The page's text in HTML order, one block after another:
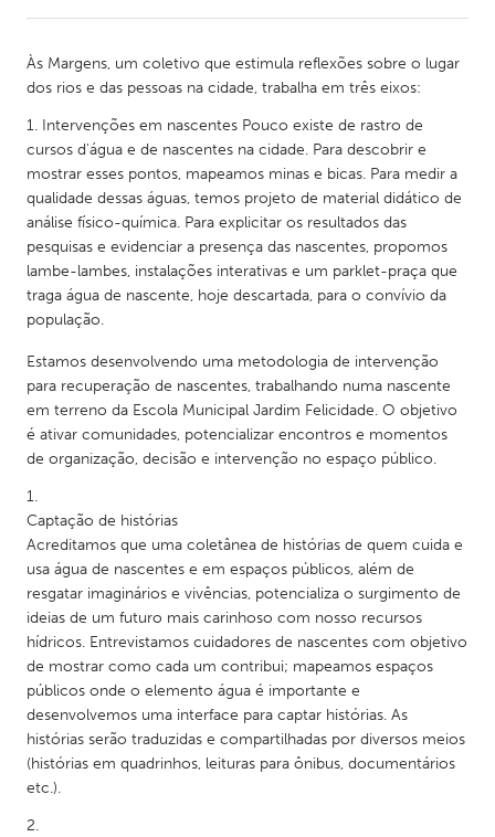
Amherstburg
Kingston
Kitchener-Waterloo
New Glasgow
Newmarket
Ottawa
South Shore
Toronto
MALAYSIA
Kuala Lumpur
NETHERLANDS
Leiden
Rotterdam
Utrecht
QATAR
Qatar
SINGAPORE
Singapore
UNITED KINGDOM
UNITED STATES
Ann Arbor, MI
Às Margens, um coletivo que estimula reflexões sobre o lugar
dos rios e das pessoas na cidade, trabalha em três eixos:
Intervenções em nascentes Pouco existe de rastro de
cursos d'água e de nascentes na cidade. Para descobrir e
mostrar esses pontos, mapeamos minas e bicas. Para medir a
qualidade dessas águas, temos projeto de material didático de
análise físico-química. Para explicitar os resultados das
pesquisas e evidenciar a presença das nascentes, propomos
lambe-lambes, instalações interativas e um parklet-praça que
traga água de nascente, hoje descartada, para o convívio da
população.
Estamos desenvolvendo uma metodologia de intervenção
para recuperação de nascentes, trabalhando numa nascente
em terreno da Escola Municipal Jardim Felicidade. O objetivo
é ativar comunidades, potencializar encontros e momentos
de organização, decisão e intervenção no espaço público.
Captação de histórias
Acreditamos que uma coletânea de histórias de quem cuida e
usa água de nascentes e em espaços públicos, além de
resgatar imaginários e vivências, potencializa o surgimento de
ideias de um futuro mais carinhoso com nosso recursos
hídricos. Entrevistamos cuidadores de nascentes com objetivo
de mostrar como cada um contribui; mapeamos espaços
públicos onde o elemento água é importante e
desenvolvemos uma interface para captar histórias. As
histórias serão traduzidas e compartilhadas por diversos meios
(histórias em quadrinhos, leituras para ônibus, documentários
etc.).